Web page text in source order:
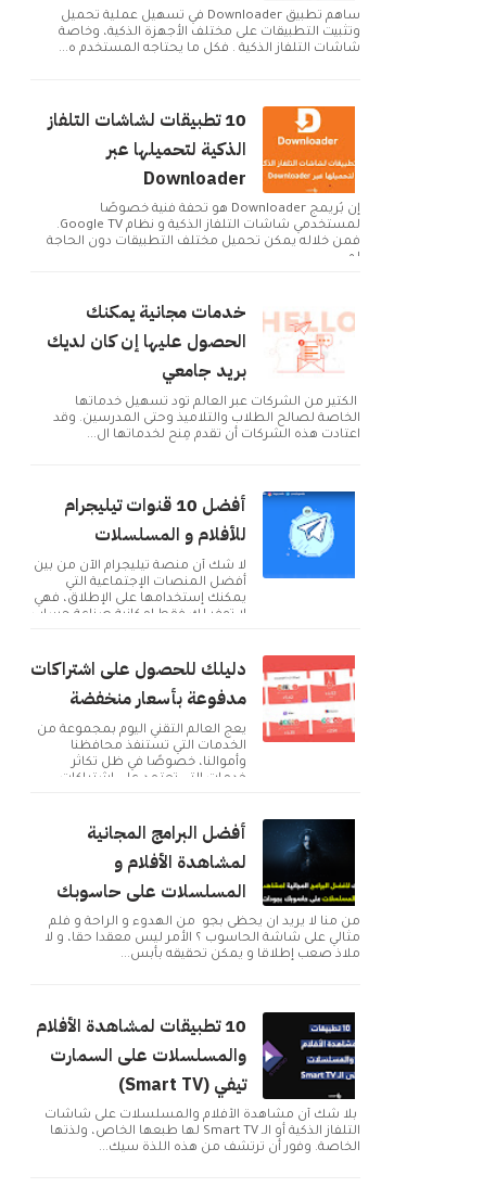
ساهم تطبيق Downloader في تسهيل عملية تحميل
وتثبيت التطبيقات على مختلف الأجهزة الذكية، وخاصة
شاشات التلفاز الذكية . فكل ما يحتاجه المستخدم ه...
10 تطبيقات لشاشات التلفاز
الذكية لتحميلها عبر
Downloader
إن بُريمج Downloader هو تحفة فنية خصوصًا
لمستخدمي شاشات التلفاز الذكية و نظام Google TV.
فمن خلاله يمكن تحميل مختلف التطبيقات دون الحاجة
لم...
خدمات مجانية يمكنك
الحصول عليها إن كان لديك
بريد جامعي
الكثير من الشركات عبر العالم تود تسهيل خدماتها
الخاصة لصالح الطلاب والتلاميذ وحتى المدرسين. وقد
اعتادت هذه الشركات أن تقدم مِنح لخدماتها ال...
أفضل 10 قنوات تيليجرام
للأفلام و المسلسلات
لا شك أن منصة تيليجرام الآن من بين
أفضل المنصات الإجتماعية التي
يمكنك إستخدامها على الإطلاق، فهي
لا توفر لك فقط إمكانية صناعة حساب
دليلك للحصول على اشتراكات
مدفوعة بأسعار منخفضة
يعج العالم التقني اليوم بمجموعة من
الخدمات التي تستنفذ محافظنا
وأموالنا، خصوصًا في ظل تكاثر
خدمات التي تعتمد على اشتراكات
أفضل البرامج المجانية
لمشاهدة الأفلام و
المسلسلات على حاسوبك
من منا لا يريد ان يحظى بجو من الهدوء و الراحة و فلم
مثالي على شاشة الحاسوب ؟ الأمر ليس معقدا حقا، و لا
ملاذ صعب إطلاقا و يمكن تحقيقه بأبس...
10 تطبيقات لمشاهدة الأفلام
والمسلسلات على السمارت
تيفي (Smart TV)
بلا شك أن مشاهدة الأفلام والمسلسلات على شاشات
التلفاز الذكية أو الـ Smart TV لها طبعها الخاص، ولذتها
الخاصة. وفور أن ترتشف من هذه اللذة سيك...